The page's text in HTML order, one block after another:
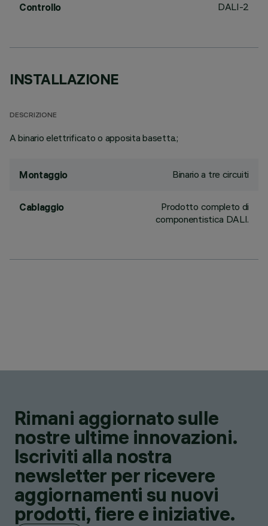
Controllo DALI-2
INSTALLAZIONE
DESCRIZIONE
A binario elettrificato o apposita basetta.;
Montaggio Binario a tre circuiti
Cablaggio
Prodotto completo di
componentistica DALI.
Rimani aggiornato sulle
nostre ultime innovazioni.
Iscriviti alla nostra
newsletter per ricevere
aggiornamenti su nuovi
prodotti, fiere e iniziative.